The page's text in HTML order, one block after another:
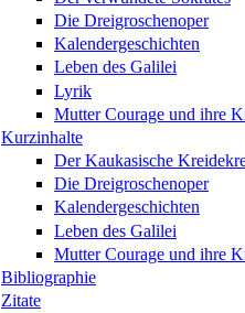
Die Dreigroschenoper
Kalendergeschichten
Leben des Galilei
Lyrik
Mutter Courage und ihre
Kurzinhalte
Der Kaukasische
Die Dreigroschenoper
Kalendergeschichten
Leben des Galilei
Mutter Courage und ihre
Bibliographie
Zitate